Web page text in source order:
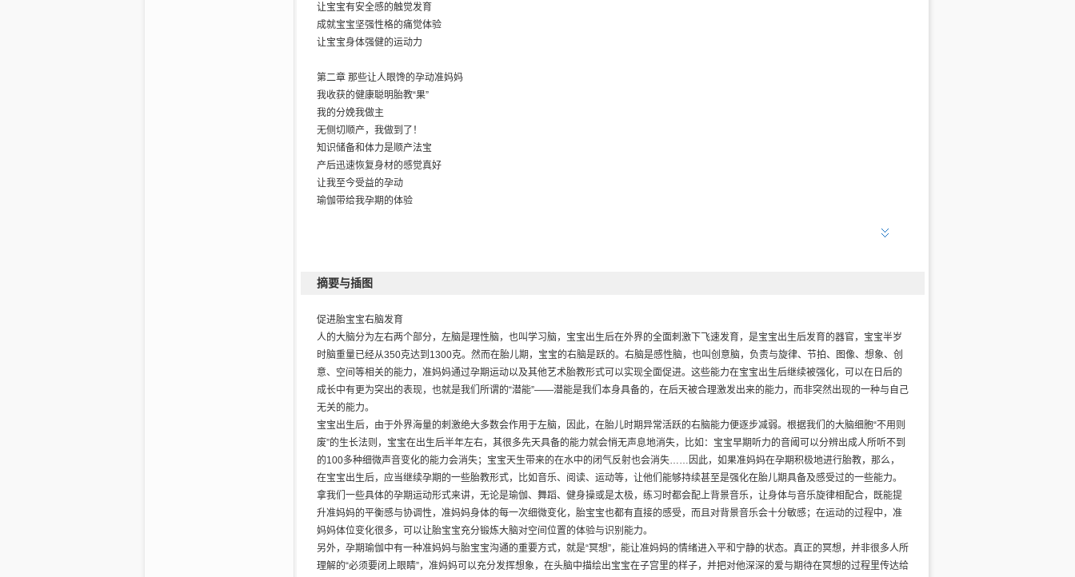
让宝宝有安全感的触觉发育
成就宝宝坚强性格的痛觉体验
让宝宝身体强健的运动力
第二章 那些让人眼馋的孕动准妈妈
我收获的健康聪明胎教“果”
我的分娩我做主
无侧切顺产，我做到了！
知识储备和体力是顺产法宝
产后迅速恢复身材的感觉真好
让我至今受益的孕动
瑜伽带给我孕期的体验
孕前无运动基础的准妈妈这样做
孕早期饮食要点
第二节 孕中期，以舒服为主
准妈妈的身体特点
胎宝宝的发育特点
孕中期运动原则
孕前无运动基础的妈妈这样做
孕前有运动基础的妈妈这样做
孕中期饮食要点
第三节 孕晚期，以柔和为主
准妈妈的身体特点
胎宝宝的发育特点
孕晚期运动原则
孕前无运动基础的妈妈这样做
孕前有运动基础的妈妈这样做
孕晚期饮食要点
摘要与插图
促进胎宝宝右脑发育
人的大脑分为左右两个部分，左脑是理性脑，也叫学习脑，宝宝出生后在外界的全面刺激下飞速发育，是宝宝出生后发育的器官，宝宝半岁
时脑重量已经从350克达到1300克。然而在胎儿期，宝宝的右脑是跃的。右脑是感性脑，也叫创意脑，负责与旋律、节拍、图像、想象、创
意、空间等相关的能力，准妈妈通过孕期运动以及其他艺术胎教形式可以实现全面促进。这些能力在宝宝出生后继续被强化，可以在日后的
成长中有更为突出的表现，也就是我们所谓的“潜能”——潜能是我们本身具备的，在后天被合理激发出来的能力，而非突然出现的一种与自己
无关的能力。
宝宝出生后，由于外界海量的刺激绝大多数会作用于左脑，因此，在胎儿时期异常活跃的右脑能力便逐步减弱。根据我们的大脑细胞“不用则
废”的生长法则，宝宝在出生后半年左右，其很多先天具备的能力就会悄无声息地消失，比如：宝宝早期听力的音阈可以分辨出成人所听不到
的100多种细微声音变化的能力会消失；宝宝天生带来的在水中的闭气反射也会消失……因此，如果准妈妈在孕期积极地进行胎教，那么，
在宝宝出生后，应当继续孕期的一些胎教形式，比如音乐、阅读、运动等，让他们能够持续甚至是强化在胎儿期具备及感受过的一些能力。
拿我们一些具体的孕期运动形式来讲，无论是瑜伽、舞蹈、健身操或是太极，练习时都会配上背景音乐，让身体与音乐旋律相配合，既能提
升准妈妈的平衡感与协调性，准妈妈身体的每一次细微变化，胎宝宝也都有直接的感受，而且对背景音乐会十分敏感；在运动的过程中，准
妈妈体位变化很多，可以让胎宝宝充分锻炼大脑对空间位置的体验与识别能力。
另外，孕期瑜伽中有一种准妈妈与胎宝宝沟通的重要方式，就是“冥想”，能让准妈妈的情绪进入平和宁静的状态。真正的冥想，并非很多人所
理解的“必须要闭上眼睛”，准妈妈可以充分发挥想象，在头脑中描绘出宝宝在子宫里的样子，并把对他深深的爱与期待在冥想的过程里传达给